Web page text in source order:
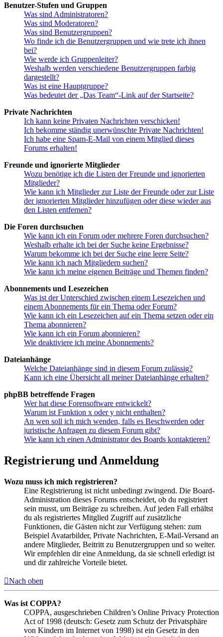
Benutzer-Stufen und Gruppen
Was sind Administratoren?
Was sind Moderatoren?
Was sind Benutzergruppen?
Wo finde ich die Benutzergruppen und wie trete ich ihnen
bei?
Wie werde ich Gruppenleiter?
Weshalb werden verschiedene Benutzergruppen farbig
dargestellt?
Was ist eine Hauptgruppe?
Was bedeutet der „Das Team“-Link auf der Startseite?
Private Nachrichten
Ich kann keine Privaten Nachrichten verschicken!
Ich bekomme ständig unerwünschte Private Nachrichten!
Ich habe eine Spam-E-Mail von einem Mitglied dieses
Forums erhalten!
Freunde und ignorierte Mitglieder
Wozu benötige ich die Listen der Freunde und ignorierten
Mitglieder?
Wie kann ich Mitglieder zur Liste der Freunde oder zur Liste
der ignorierten Mitglieder hinzufügen oder diese wieder aus
den Listen entfernen?
Die Foren durchsuchen
Wie kann ich ein Forum oder mehrere Foren durchsuchen?
Weshalb erhalte ich bei der Suche keine Ergebnisse?
Warum bekomme ich bei der Suche eine leere Seite?
Wie kann ich nach Mitgliedern suchen?
Wie kann ich meine eigenen Beiträge und Themen finden?
Abonnements und Lesezeichen
Was ist der Unterschied zwischen einem Lesezeichen und
einem Abonnements für ein Thema oder Forum?
Wie kann ich ein Lesezeichen auf ein Thema setzen oder ein
Thema abonnieren?
Wie kann ich ein Forum abonnieren?
Wie deaktiviere ich meine Abonnements?
Dateianhänge
Welche Dateianhänge sind in diesem Forum zulässig?
Kann ich eine Übersicht all meiner Dateianhänge erhalten?
phpBB betreffende Fragen
Wer hat diese Forensoftware entwickelt?
Warum ist Funktion x oder y nicht enthalten?
An wen soll ich mich wenden, falls es Beschwerden oder
juristische Anfragen zu diesem Forum gibt?
Wie kann ich einen Administrator des Boards kontaktieren?
Registrierung und Anmeldung
Wozu muss ich mich registrieren?
Eine Registrierung ist nicht unbedingt zwingend. Die Board-
Administration dieses Forums entscheidet, ob du registriert
sein musst, um Beiträge zu schreiben. Auf jeden Fall erhältst
du als registriertes Mitglied Zugriff auf zusätzliche
Funktionen, die Gästen nicht zur Verfügung stehen: zum
Beispiel Avatarbilder, Private Nachrichten, E-Mail-Versand an
andere Mitglieder, Beitritt zu Benutzergruppen und so weiter.
Wir empfehlen dir eine Anmeldung, da sie schnell erledigt ist
und dir zahlreiche Vorteile bietet.
Nach oben
Was ist COPPA?
COPPA, ausgeschrieben Children’s Online Privacy Protection
Act of 1998 (deutsch: Gesetz zum Schutz der Privatsphäre
von Kindern im Internet von 1998) ist ein Gesetz in den